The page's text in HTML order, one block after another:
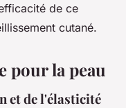
de ce
cutané.
pour la peau
et de l'élasticité